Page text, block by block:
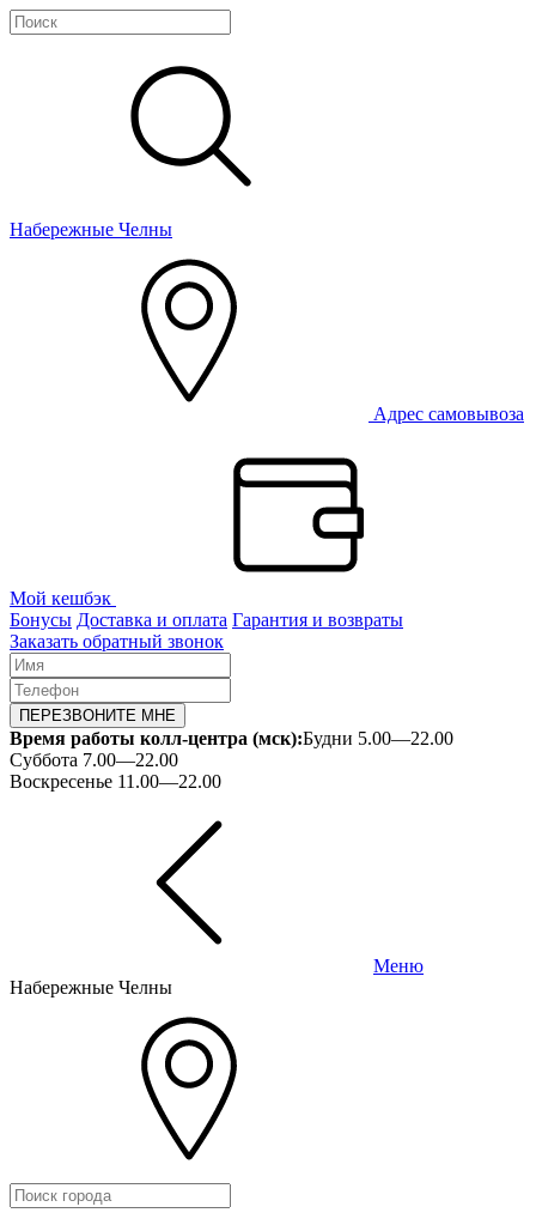
Набережные Челны
Адрес самовывоза
Мой кешбэк
Бонусы Доставка и оплата Гарантия и возвраты
Заказать обратный звонок
ПЕРЕЗВОНИТЕ МНЕ
Время работы колл-центра (мск):Будни 5.00—22.00
Суббота 7.00—22.00
Воскресенье 11.00—22.00
Меню
Набережные Челны